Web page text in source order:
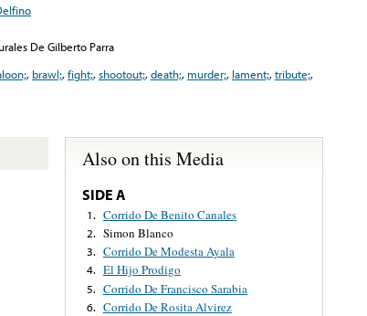
De Gilberto Parra
, brawl;,fight;,shootout;,death;, murder;, lament;,tribute;,
Also on this Media
SIDE A
1. Corrido De Benito Canales
2. Simon Blanco
3. Corrido De Modesta Ayala
4. El Hijo Prodigo
5. Corrido De Francisco Sarabia
6. Corrido De Rosita Alvirez